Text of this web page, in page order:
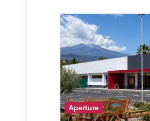
Aperture